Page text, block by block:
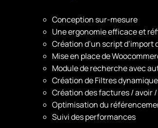
Conception sur-mesure
Une ergonomie efficace et
Création d’un script d’import
Mise en place de
Module de recherche avec
Création de Filtres
Création des factures / avoir
Optimisation du
Suivi des performances